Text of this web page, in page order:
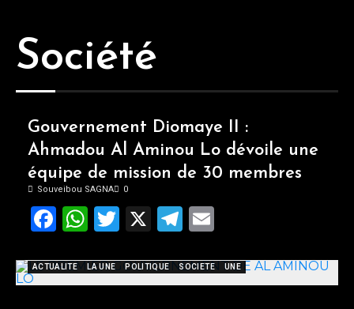
Société
ACTUALITE LA UNE POLITIQUE SOCIETE UNE
Gouvernement Diomaye II :
Ahmadou Al Aminou Lo dévoile une
équipe de mission de 30 membres
Souveibou SAGNA 0
Facebook
WhatsApp
Twitter
X Telegram